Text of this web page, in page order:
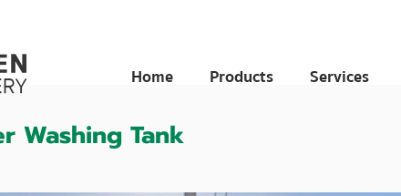
Home Products Services
Washing Tank